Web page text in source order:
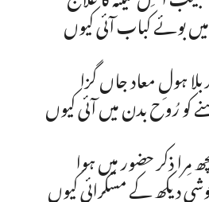
بوئے کباب آئی کیوں
ہولِ معاد جاں گزا
کو رُوح بدن میں آئی کیوں
مِرا ذکر حضور میں ہوا
دیکھ کے مسکرائی کیوں